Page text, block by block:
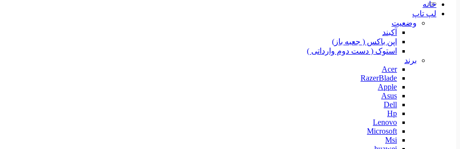
خانه
لپ تاپ
وضعیت
آکبند
اپن باکس ( جعبه باز)
استوک ( دست دوم وارداتی )
برند
Acer
RazerBlade
Apple
Asus
Dell
Hp
Lenovo
Microsoft
Msi